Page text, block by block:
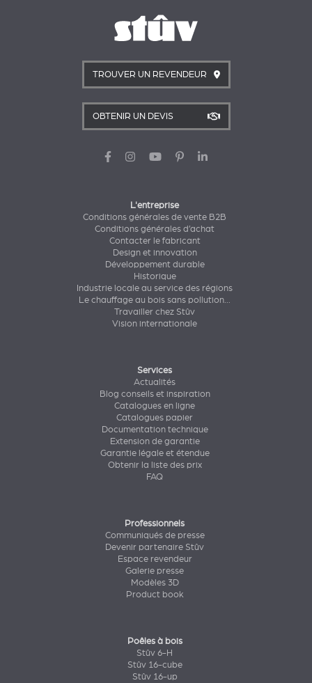
TROUVER UN REVENDEUR
OBTENIR UN DEVIS
L'entreprise
Conditions générales de vente B2B
Conditions générales d’achat
Contacter le fabricant
Design et innovation
Développement durable
Historique
Industrie locale au service des régions
Le chauffage au bois sans pollution...
Travailler chez Stûv
Vision internationale
Services
Actualités
Blog conseils et inspiration
Catalogues en ligne
Catalogues papier
Documentation technique
Extension de garantie
Garantie légale et étendue
Obtenir la liste des prix
FAQ
Professionnels
Communiqués de presse
Devenir partenaire Stûv
Espace revendeur
Galerie presse
Modèles 3D
Product book
Poêles à bois
Stûv 6-H
Stûv 16-cube
Stûv 16-up